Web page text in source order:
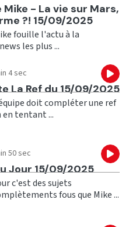
Mike - La vie sur Mars,
?! 15/09/2025
fouille l'actu à la
les plus ...
4 sec
La Ref du 15/09/2025
doit compléter une ref
en tentant ...
50 sec
Jour 15/09/2025
c'est des sujets
fous que Mike ...